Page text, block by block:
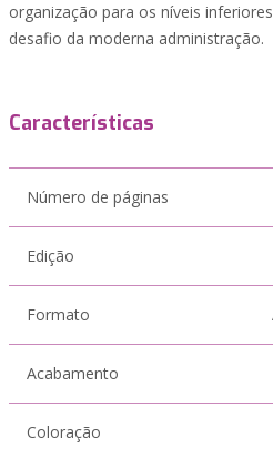
organização para os níveis
desafio da moderna administração.
Características
Número de páginas
Edição
Formato
Acabamento
Coloração